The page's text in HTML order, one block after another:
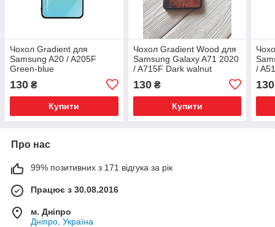
Чохол Gradient для
Samsung A20 / A205F
Green-blue
130 ₴
Купити
Чохол Gradient Wood для
Samsung Galaxy A71 2020
/ A715F Dark walnut
130₴
Купити
/
130
Про нас
99% позитивних з 171 відгука за рік
Працює з 30.08.2016
м. Дніпро
Дніпро, Україна